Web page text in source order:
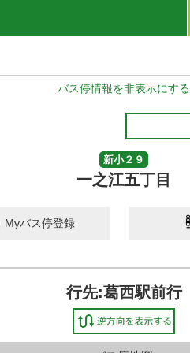
バス停情報を非表示にする
新小２９
一之江五丁目
Myバス停登録
行先:葛西駅前行